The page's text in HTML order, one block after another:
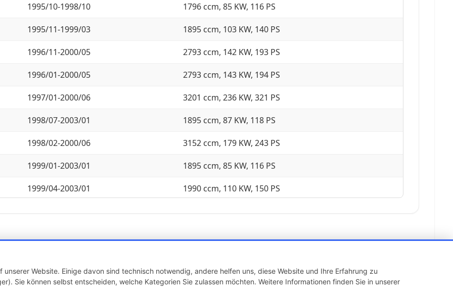
Website. Einige davon sind technisch notwendig, andere helfen uns, diese Website und Ihre Erfahrung zu
Sie können selbst entscheiden, welche Kategorien Sie zulassen möchten. Weitere Informationen finden Sie in unserer
1995/10-1998/10 1796 ccm, 85 KW, 116 PS
1995/11-1999/03 1895 ccm, 103 KW, 140 PS
1996/11-2000/05 2793 ccm, 142 KW, 193 PS
1996/01-2000/05 2793 ccm, 143 KW, 194 PS
1997/01-2000/06 3201 ccm, 236 KW, 321 PS
1998/07-2003/01 1895 ccm, 87 KW, 118 PS
1998/02-2000/06 3152 ccm, 179 KW, 243 PS
1999/01-2003/01 1895 ccm, 85 KW, 116 PS
1999/04-2003/01 1990 ccm, 110 KW, 150 PS
2000/10-2002/08 2494 ccm, 141 KW, 192 PS